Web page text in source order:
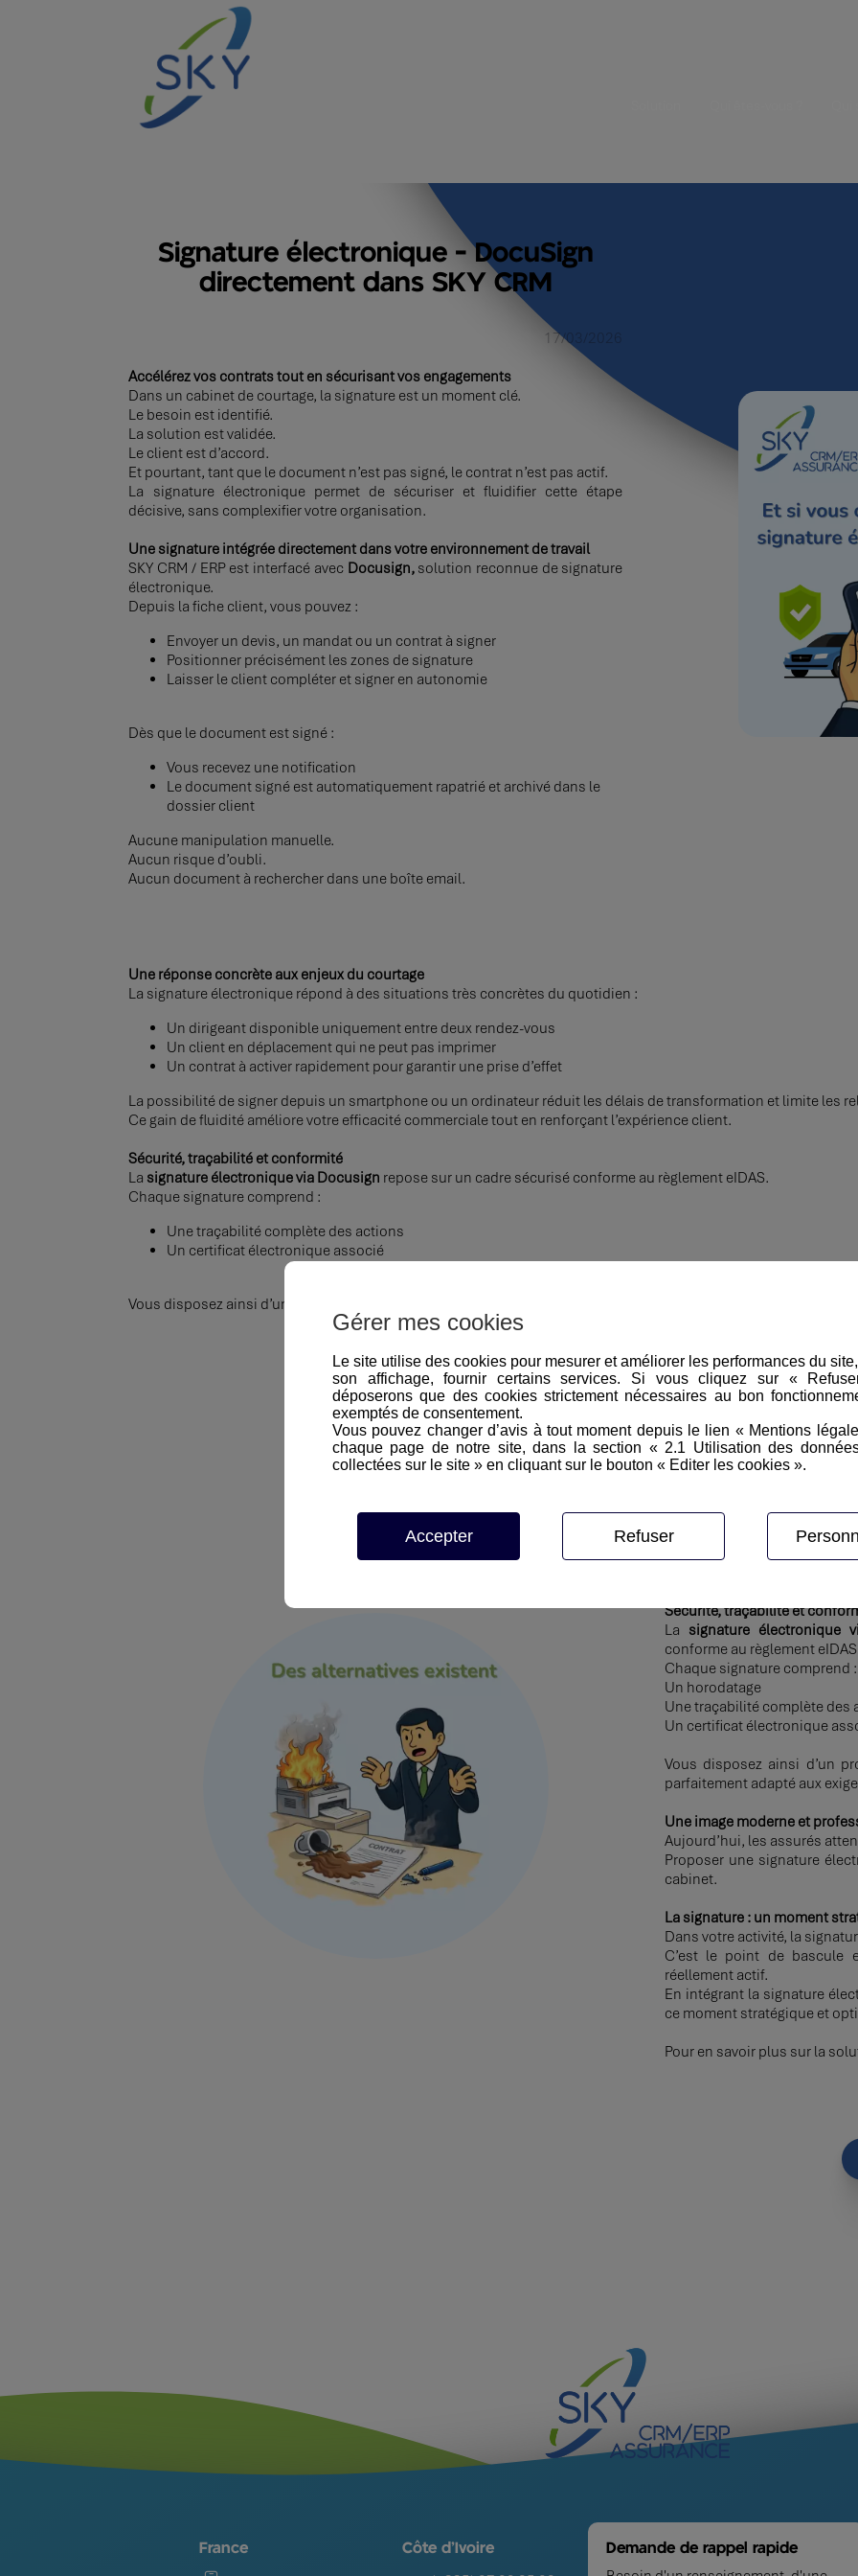
Signature électronique - DocuSign
directement dans SKY CRM
17/03/2026
Accélérez vos contrats tout en sécurisant vos engagements
Dans un cabinet de courtage, la signature est un moment clé.
Le besoin est identifié.
La solution est validée.
Le client est d’accord.
Et pourtant, tant que le document n’est pas signé, le contrat n’est pas actif.
La signature électronique permet de sécuriser et fluidifier cette étape
décisive, sans complexifier votre organisation.
Une signature intégrée directement dans votre environnement de travail
SKY CRM / ERP est interfacé avec Docusign,solution reconnue de signature
électronique.
Depuis la fiche client, vous pouvez :
Envoyer un devis, un mandat ou un contrat à signer
Positionner précisément les zones de signature
Laisser le client compléter et signer en autonomie
Dès que le document est signé :
Vous recevez une notification
Le document signé est automatiquement rapatrié et archivé dans le
dossier client
Aucune manipulation manuelle.
Aucun risque d’oubli.
Aucun document à rechercher dans une boîte email.
Une réponse concrète aux enjeux du courtage
La signature électronique répond à des situations très concrètes du quotidien :
Un dirigeant disponible uniquement entre deux rendez-vous
Un client en déplacement qui ne peut pas imprimer
Un contrat à activer rapidement pour garantir une prise d’effet
La possibilité de signer depuis un smartphone ou un ordinateur réduit les délais de transformation et limite les
Ce gain de fluidité améliore votre efficacité commerciale tout en renforçant l’expérience client.
Sécurité, traçabilité et conformité
La signature électronique via Docusign repose sur un cadre sécurisé conforme au règlement eIDAS.
Chaque signature comprend :
Une traçabilité complète des actions
Un certificat électronique associé
Vous disposez ainsi d’un processus formalisé et juridiquement reconnu, parfaitement adapté aux exigences du
Une réponse concrète aux
La signature
quotidien :
Un dirigeant disponible
Un contrat à activer
La possibilité de signer
délais de transformation et
Ce gain de fluidité
Sécurité, traçabilité et
La signature électronique
conforme au règlement
Chaque signature comprend :
Un horodatage
Une traçabilité complète des
Un certificat électronique
Vous disposez ainsi d’un
parfaitement adapté aux
Une image moderne et
Aujourd’hui, les assurés
Proposer une signature
cabinet.
La signature : un moment
Dans votre activité, la
C’est le point de bascule
réellement actif.
En intégrant la signature
ce moment stratégique et
Pour en savoir plus sur la
France Côte d'Ivoire Demande de rappel rapide
Gérer mes cookies
Le site utilise des cookies pour mesurer et améliorer les performances du
son affichage, fournir certains services. Si vous cliquez sur «
déposerons que des cookies strictement nécessaires au bon
exemptés de consentement.
Vous pouvez changer d’avis à tout moment depuis le lien « Mentions
chaque page de notre site, dans la section « 2.1 Utilisation des
collectées sur le site » en cliquant sur le bouton « Editer les cookies ».
Accepter Refuser